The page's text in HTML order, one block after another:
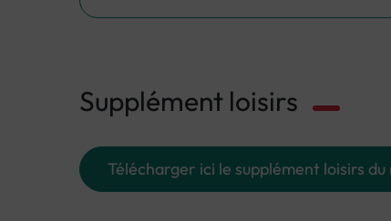
Supplément loisirs
Télécharger ici le supplément loisirs du